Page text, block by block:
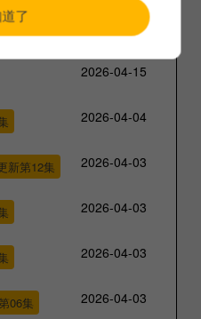
2026-05-23
2026-04-15
2026-04-04
新第12集 2026-04-03
2026-04-03
2026-04-03
06集 2026-04-03
了